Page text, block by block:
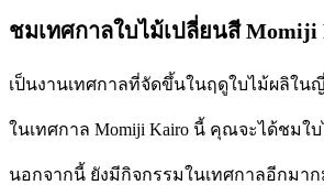
ชมเทศกาลใบไม้เปลี่ยนสี Momiji
เป็นงานเทศกาลที่จัดขึ้นในฤดูใบไม้ผลิใ
ในเทศกาล Momiji Kairo นี้ คุณจะได้ชมใ
นอกจากนี้ ยังมีกิจกรรมในเทศกาลอีกมา